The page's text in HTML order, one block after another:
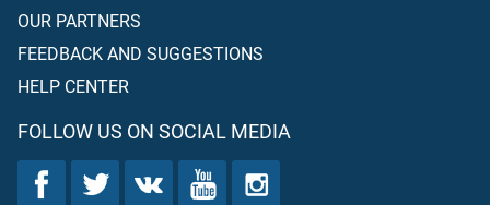
OUR PARTNERS
FEEDBACK AND SUGGESTIONS
HELP CENTER
FOLLOW US ON SOCIAL MEDIA